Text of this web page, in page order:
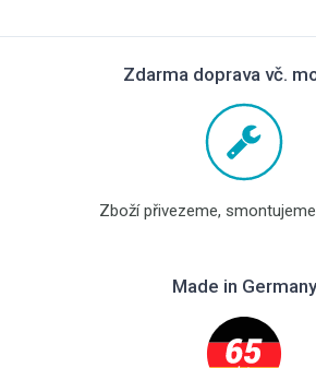
Zdarma doprava vč.
Zboží přivezeme,
Made in Germany